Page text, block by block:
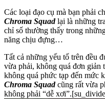
Các loại đạo cụ mà bạn phải
Chroma Squadlại là những
chỉ số thường thấy trong
năng chịu đựng…
Tất cả những yếu tố trên đều
vừa phải, không quá đơn giản
không quá phức tạp đến mức
Chroma Squadcũng rất vừa
không phải “dễ